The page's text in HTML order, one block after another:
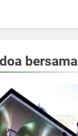
doa bersama